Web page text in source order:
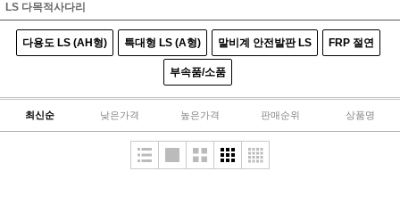
LS 다목적사다리
다용도 LS (AH형) 특대형 LS (A형) 말비계 안전발판 LS FRP 절연
부속품/소품
최신순 낮은가격 높은가격 판매순위 상품명